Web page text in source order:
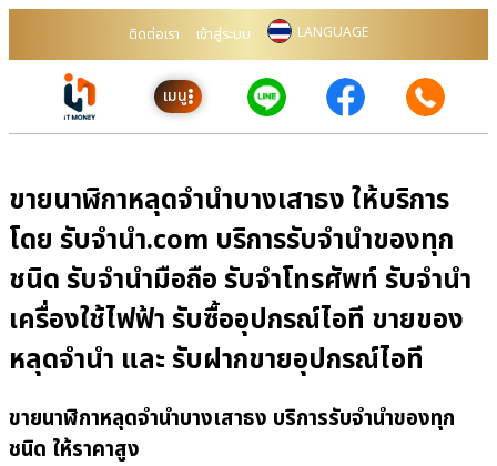
ติดต่อเรา เข้าสู่ระบบ LANGUAGE
เมนู
ขายนาฬิกาหลุดจำนำบางเสาธง ให้บริการ
โดย รับจํานํา.com บริการรับจำนำของทุก
ชนิด รับจำนำมือถือ รับจำโทรศัพท์ รับจำนำ
เครื่องใช้ไฟฟ้า รับซื้ออุปกรณ์ไอที ขายของ
หลุดจำนำ และ รับฝากขายอุปกรณ์ไอที
ขายนาฬิกาหลุดจำนำบางเสาธง บริการรับจำนำของทุก
ชนิด ให้ราคาสูง